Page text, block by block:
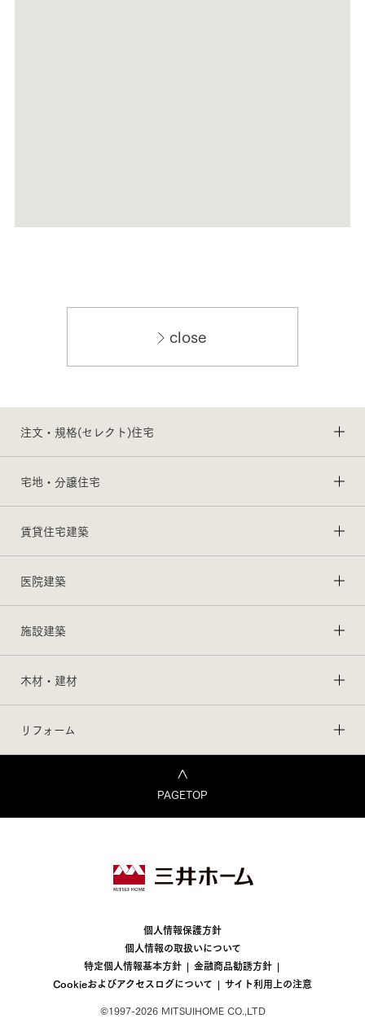
close
注文・規格(セレクト)住宅
宅地・分譲住宅
賃貸住宅建築
医院建築
施設建築
木材・建材
リフォーム
PAGETOP
個人情報保護方針
個人情報の取扱いについて
特定個人情報基本方針
金融商品勧誘方針
Cookieおよびアクセスログについて
サイト利用上の注意
©1997-2026 MITSUIHOME CO.,LTD